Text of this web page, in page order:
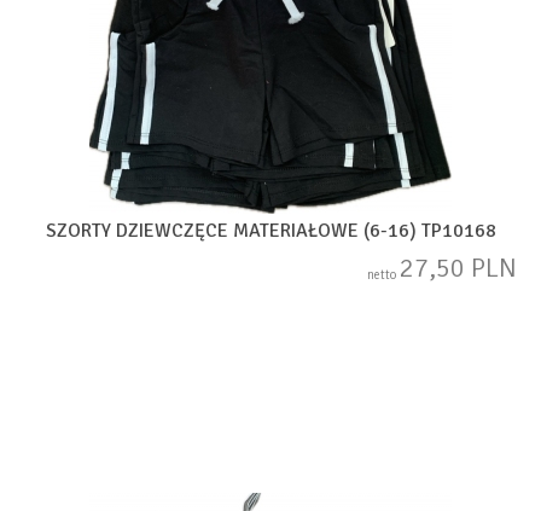
SZORTY DZIEWCZĘCE MATERIAŁOWE (6-16) TP10168
netto 27,50 PLN